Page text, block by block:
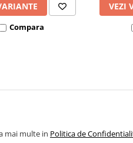
Compara
VEZI
mai multe in Politica de